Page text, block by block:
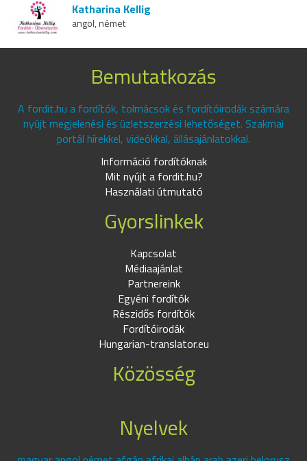
Katharina Kellig
angol, német
Bemutatkozás
A fordit.hu a fordítók, tolmácsok és fordítóirodák számára
nyújt megjelenési és üzletszerzési lehetőséget. Szakmai
portál hírekkel, videókkal, állásajánlatokkal.
Információ fordítóknak
Mit nyújt a fordit.hu?
Használati útmutató
Gyorslinkek
Kapcsolat
Médiaajánlat
Partnereink
Egyéni fordítók
Részidős fordítók
Fordítóirodák
Hungarian-translator.eu
Közösség
Nyelvek